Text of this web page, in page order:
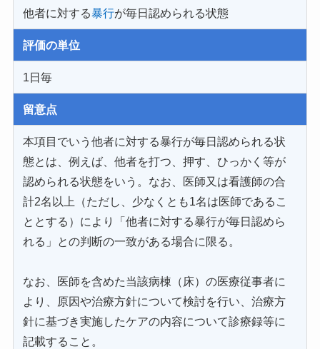
他者に対する暴行が毎日認められる状態
評価の単位
1日毎
留意点
本項目でいう他者に対する暴行が毎日認められる状
態とは、例えば、他者を打つ、押す、ひっかく等が
認められる状態をいう。なお、医師又は看護師の合
計2名以上（ただし、少なくとも1名は医師であるこ
ととする）により「他者に対する暴行が毎日認めら
れる」との判断の一致がある場合に限る。
なお、医師を含めた当該病棟（床）の医療従事者に
より、原因や治療方針について検討を行い、治療方
針に基づき実施したケアの内容について診療録等に
記載すること。